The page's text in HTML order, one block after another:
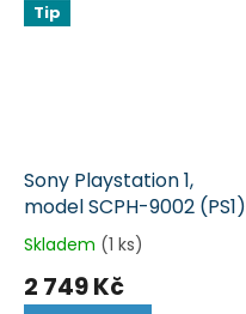
Tip
Sony Playstation 1,
model SCPH-9002 (PS1)
Skladem (1 ks)
2 749 Kč